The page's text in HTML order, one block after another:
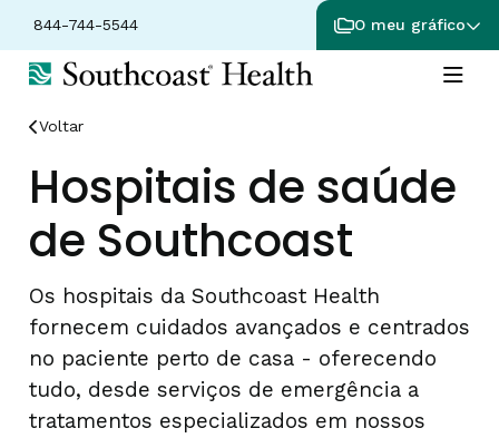
844-744-5544 O meu gráfico
Voltar
Hospitais de saúde
de Southcoast
Os hospitais da Southcoast Health
fornecem cuidados avançados e centrados
no paciente perto de casa - oferecendo
tudo, desde serviços de emergência a
tratamentos especializados em nossos